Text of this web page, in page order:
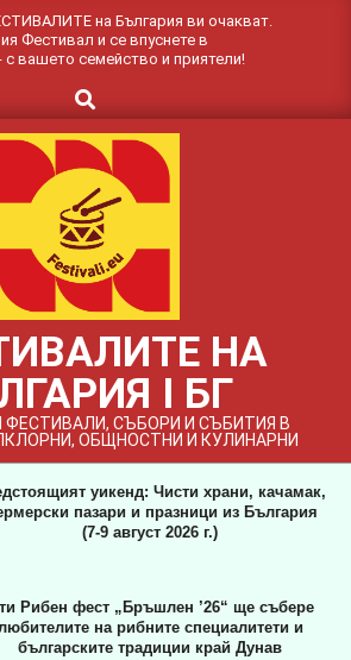
на България ви очакват.
Фестивал и се впуснете в
с вашето семейство и приятели!
Search
НА
I БГ
СЪБОРИ И СЪБИТИЯ В
ОБЩНОСТНИ И КУЛИНАРНИ
уикенд: Чисти храни, качамак,
пазари и празници из България
(7-9 август 2026 г.)
Рибен фест „Бръшлен ’26“ ще събере
на рибните специалитети и
българските традиции край Дунав